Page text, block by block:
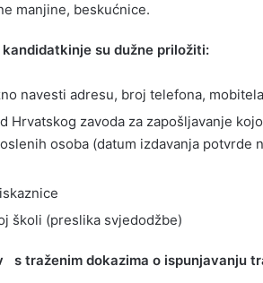
manjine, beskućnice.
su dužne priložiti:
navesti adresu, broj telefona,
Hrvatskog zavoda za zapošljavanje
osoba (datum izdavanja potvrde
školi (preslika svjedodžbe)
s traženim dokazima o ispunjavanju